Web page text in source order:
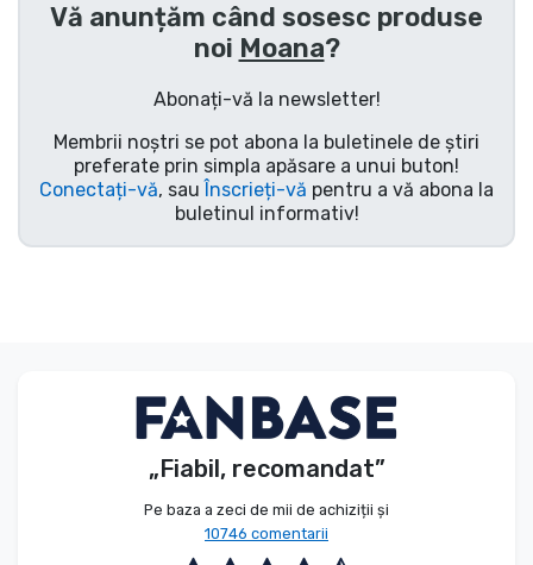
Vă anunțăm când sosesc produse
noi Moana?
Abonați-vă la newsletter!
Membrii noștri se pot abona la buletinele de știri
preferate prin simpla apăsare a unui buton!
Conectați-vă, sau Înscrieți-vă pentru a vă abona la
buletinul informativ!
„Fiabil, recomandat”
Pe baza a zeci de mii de achiziții și
10746 comentarii
Sortare după muzică
Tipuri de produse
Mărci